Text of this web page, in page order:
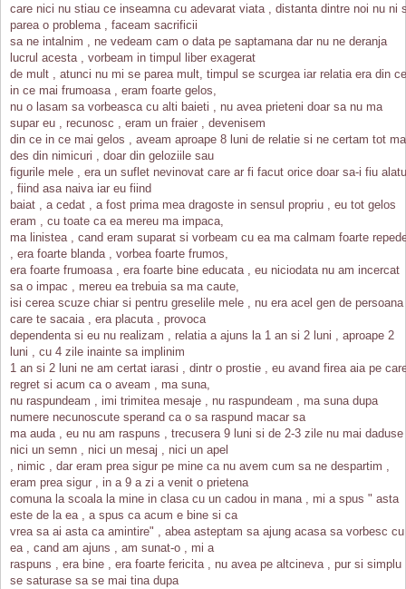
care nici nu stiau ce inseamna cu adevarat viata , distanta dintre noi nu ni
parea o problema , faceam sacrificii
sa ne intalnim , ne vedeam cam o data pe saptamana dar nu ne deranja
lucrul acesta , vorbeam in timpul liber exagerat
de mult , atunci nu mi se parea mult, timpul se scurgea iar relatia era din ce
in ce mai frumoasa , eram foarte gelos,
nu o lasam sa vorbeasca cu alti baieti , nu avea prieteni doar sa nu ma
supar eu , recunosc , eram un fraier , devenisem
din ce in ce mai gelos , aveam aproape 8 luni de relatie si ne certam tot
des din nimicuri , doar din geloziile sau
figurile mele , era un suflet nevinovat care ar fi facut orice doar sa-i fiu
, fiind asa naiva iar eu fiind
baiat , a cedat , a fost prima mea dragoste in sensul propriu , eu tot gelos
eram , cu toate ca ea mereu ma impaca,
ma linistea , cand eram suparat si vorbeam cu ea ma calmam foarte
, era foarte blanda , vorbea foarte frumos,
era foarte frumoasa , era foarte bine educata , eu niciodata nu am incercat
sa o impac , mereu ea trebuia sa ma caute,
isi cerea scuze chiar si pentru greselile mele , nu era acel gen de persoana
care te sacaia , era placuta , provoca
dependenta si eu nu realizam , relatia a ajuns la 1 an si 2 luni , aproape 2
luni , cu 4 zile inainte sa implinim
1 an si 2 luni ne am certat iarasi , dintr o prostie , eu avand firea aia pe
regret si acum ca o aveam , ma suna,
nu raspundeam , imi trimitea mesaje , nu raspundeam , ma suna dupa
numere necunoscute sperand ca o sa raspund macar sa
ma auda , eu nu am raspuns , trecusera 9 luni si de 2-3 zile nu mai daduse
nici un semn , nici un mesaj , nici un apel
, nimic , dar eram prea sigur pe mine ca nu avem cum sa ne despartim ,
eram prea sigur , in a 9 a zi a venit o prietena
comuna la scoala la mine in clasa cu un cadou in mana , mi a spus " asta
este de la ea , a spus ca acum e bine si ca
vrea sa ai asta ca amintire" , abea asteptam sa ajung acasa sa vorbesc cu
ea , cand am ajuns , am sunat-o , mi a
raspuns , era bine , era foarte fericita , nu avea pe altcineva , pur si simplu
se saturase sa se mai tina dupa